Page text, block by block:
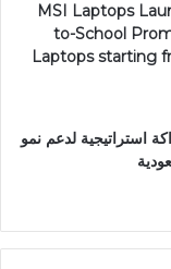
MSI Laptops
to-School
Laptops starting
لدعم نمو